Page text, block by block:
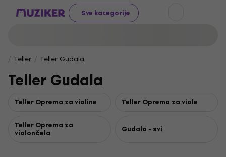
Sve kategorije
Teller Teller Gudala
Teller Gudala
Teller Oprema za violine Teller Oprema za viole
Teller Oprema za
violončela Gudala - svi